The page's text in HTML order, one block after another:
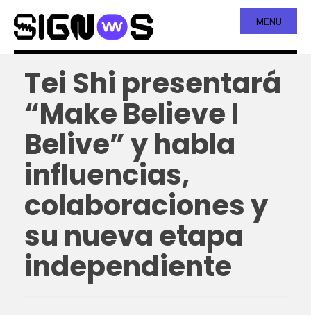
MENU
Tei Shi presentará
“Make Believe I
Belive” y habla
influencias,
colaboraciones y
su nueva etapa
independiente